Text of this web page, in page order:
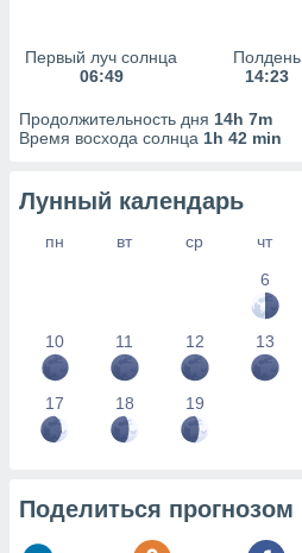
Первый луч солнца
06:49
Полдень
14:23
Продолжительность дня 14h 7m
Время восхода солнца 1h 42 min
Лунный календарь
пн вт ср чт
6
10 11 12 13
17 18 19
Поделиться прогнозом